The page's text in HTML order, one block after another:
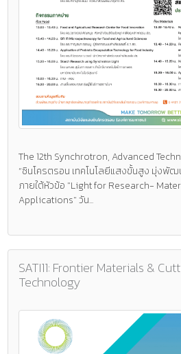
The 12th Synchrotron, Advanced
“ซินโครตรอน เทคโนโลยีแสงขั้นสูง มุ่งพัฒ
ภายใต้หัวข้อ "Light for Research-
Applications" วัน...
SATI11: Frontier Materials &
Technology